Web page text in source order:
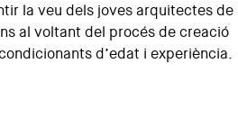
la veu dels joves arquitectes de
al voltant del procés de creació
d’edat i experiència.